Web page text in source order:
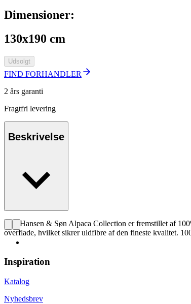
Dimensioner:
130x190 cm
Udsolgt
FIND FORHANDLER
2 års garanti
Fragtfri levering
Beskrivelse
Carl Hansen & Søn Alpaca Collection er fremstillet af
overflade, hvilket sikrer uldfibre af den fineste kvalitet.
Inspiration
Katalog
Nyhedsbrev